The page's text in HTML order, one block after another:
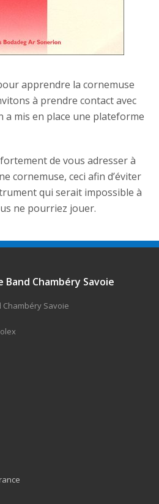
apprendre la cornemuse
à prendre contact avec
a mis en place une plateforme
de vous adresser à
cornemuse, ceci afin d’éviter
qui serait impossible à
ne pourriez jouer.
Band Chambéry Savoie
Chambéry Savoie